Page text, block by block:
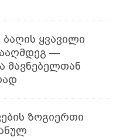
ყვავილი
—
მავნებელთან
ზოგიერთი